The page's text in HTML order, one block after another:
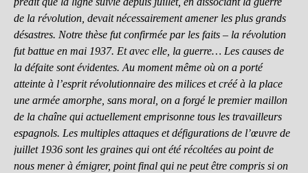
de la révolution, devait nécessairement amener les plus grands
désastres. Notre thèse fut confirmée par les faits – la révolution
fut battue en mai 1937. Et avec elle, la guerre… Les causes de
la défaite sont évidentes. Au moment même où on a porté
atteinte à l’esprit révolutionnaire des milices et créé à la place
une armée amorphe, sans moral, on a forgé le premier maillon
de la chaîne qui actuellement emprisonne tous les travailleurs
espagnols. Les multiples attaques et défigurations de l’œuvre de
juillet 1936 sont les graines qui ont été récoltées au point de
nous mener à émigrer, point final qui ne peut être compris si on